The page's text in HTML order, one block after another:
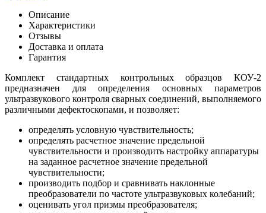
Описание
Характеристики
Отзывы
Доставка и оплата
Гарантия
Комплект стандартных контрольных образцов КОУ-2
предназначен для определения основных параметров
ультразвукового контроля сварных соединений, выполняемого
различными дефектоскопами, и позволяет:
определять условную чувствительность;
определять расчетное значение предельной
чувствительности и производить настройку аппаратуры
на заданное расчетное значение предельной
чувствительности;
производить подбор и сравнивать наклонные
преобразователи по частоте ультразвуковых колебаний;
оценивать угол призмы преобразователя;